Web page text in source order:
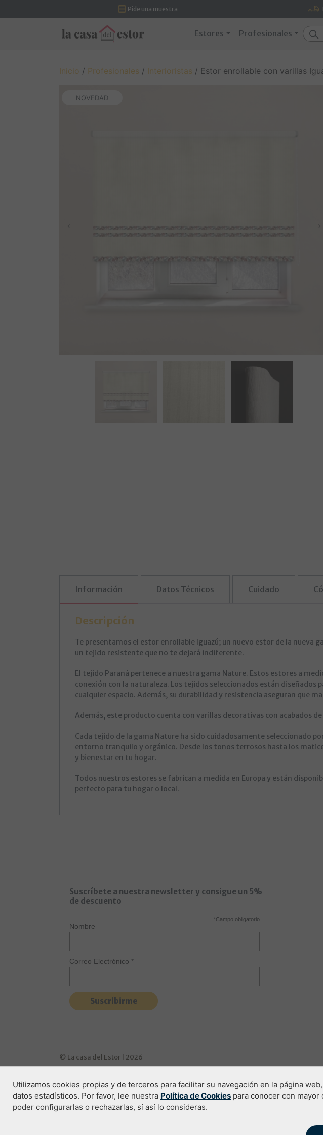
Pide una muestra
Navegación principal
Estores Profesionales
Inicio / Profesionales / Interioristas / Estor enrollable con varillas
NOVEDAD
Información Datos Técnicos Cuidado
Descripción
Te presentamos el estor enrollable Iguazú; un nuevo estor de la nueva
un tejido resistente que no te dejará indiferente.
El tejido Paraná pertenece a nuestra gama Nature. Estos estores a
conexión con la naturaleza. Los tejidos seleccionados están
cualquier espacio. Además, su durabilidad y resistencia aseguran que
Además, este producto cuenta con varillas decorativas con acabados
Cada tejido de la gama Nature ha sido cuidadosamente seleccionado
entorno tranquilo y orgánico. Desde los tonos terrosos hasta los
y bienestar en tu hogar.
Todos nuestros estores se fabrican a medida en Europa y están
perfecto para tu hogar o local.
Suscríbete a nuestra newsletter y consigue un 5%
de descuento
*Campo obligatorio
Nombre
Correo Electrónico *
© La casa del Estor | 2026
Condiciones de compra Política de privacidad Aviso
Utilizamos cookies propias y de terceros para facilitar su navegación en la página
datos estadísticos. Por favor, lee nuestra Política de Cookies para conocer con
poder configurarlas o rechazarlas, sí así lo consideras.